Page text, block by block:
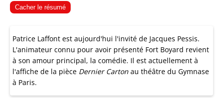
Cacher le résumé
Patrice Laffont est aujourd'hui l'invité de Jacques Pessis.
L'animateur connu pour avoir présenté Fort Boyard revient
à son amour principal, la comédie. Il est actuellement à
l'affiche de la pièce Dernier Carton au théâtre du Gymnase
à Paris.